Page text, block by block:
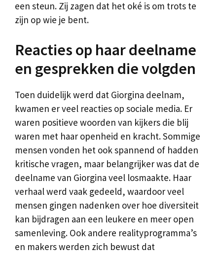
een steun. Zij zagen dat het oké is om trots te
zijn op wie je bent.
Reacties op haar deelname
en gesprekken die volgden
Toen duidelijk werd dat Giorgina deelnam,
kwamen er veel reacties op sociale media. Er
waren positieve woorden van kijkers die blij
waren met haar openheid en kracht. Sommige
mensen vonden het ook spannend of hadden
kritische vragen, maar belangrijker was dat de
deelname van Giorgina veel losmaakte. Haar
verhaal werd vaak gedeeld, waardoor veel
mensen gingen nadenken over hoe diversiteit
kan bijdragen aan een leukere en meer open
samenleving. Ook andere realityprogramma’s
en makers werden zich bewust dat